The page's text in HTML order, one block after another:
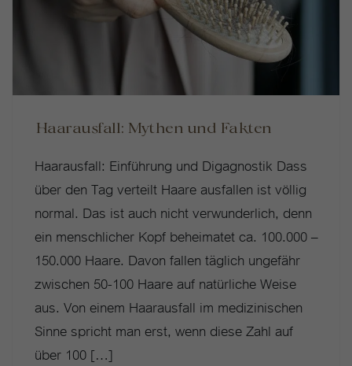
Haarausfall: Mythen und Fakten
Haarausfall: Einführung und Digagnostik Dass
über den Tag verteilt Haare ausfallen ist völlig
normal. Das ist auch nicht verwunderlich, denn
ein menschlicher Kopf beheimatet ca. 100.000 –
150.000 Haare. Davon fallen täglich ungefähr
zwischen 50-100 Haare auf natürliche Weise
aus. Von einem Haarausfall im medizinischen
Sinne spricht man erst, wenn diese Zahl auf
über 100 […]